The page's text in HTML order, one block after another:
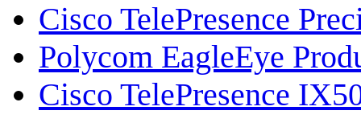
Cisco TelePresence
Polycom EagleEye
Cisco TelePresence